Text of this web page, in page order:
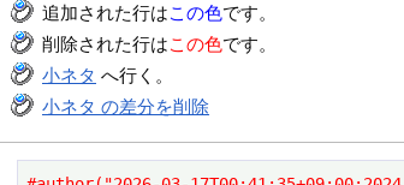
追加された行はこの色です。
削除された行はこの色です。
小ネタ へ行く。
小ネタ の差分を削除